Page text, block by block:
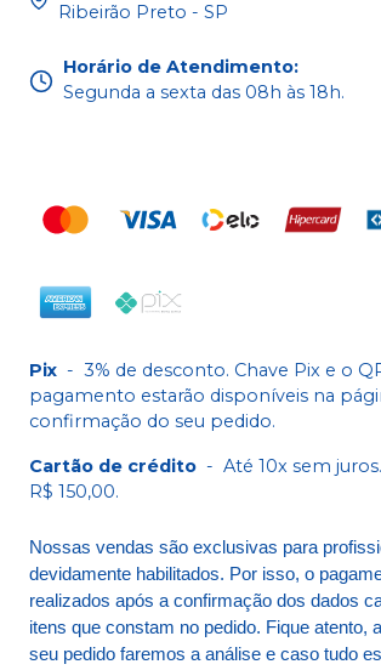
Ribeirão Preto - SP
Horário de Atendimento:
Segunda a sexta das 08h às 18h.
Pix - 3% de desconto. Chave Pix e o
pagamento estarão disponíveis na
confirmação do seu pedido.
Cartão de crédito - Até 10x sem
R$ 150,00.
Nossas vendas são exclusivas para
devidamente habilitados. Por isso, o
realizados após a confirmação dos dados
itens que constam no pedido. Fique atento,
seu pedido faremos a análise e caso tudo